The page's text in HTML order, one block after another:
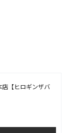
店【ヒロギンザバ